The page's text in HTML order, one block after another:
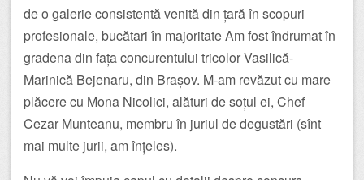
de o galerie consistentă venită din țară în scopuri
profesionale, bucătari în majoritate Am fost îndrumat în
gradena din fața concurentului tricolor Vasilică-
Marinică Bejenaru, din Brașov. M-am revăzut cu mare
plăcere cu Mona Nicolici, alături de soțul ei, Chef
Cezar Munteanu, membru în juriul de degustări (sînt
mai multe jurii, am înțeles).